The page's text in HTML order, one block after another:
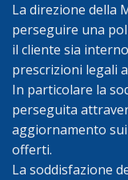
La direzione della
perseguire una
il cliente sia
prescrizioni legali
In particolare la
perseguita
aggiornamento
offerti.
La soddisfazione